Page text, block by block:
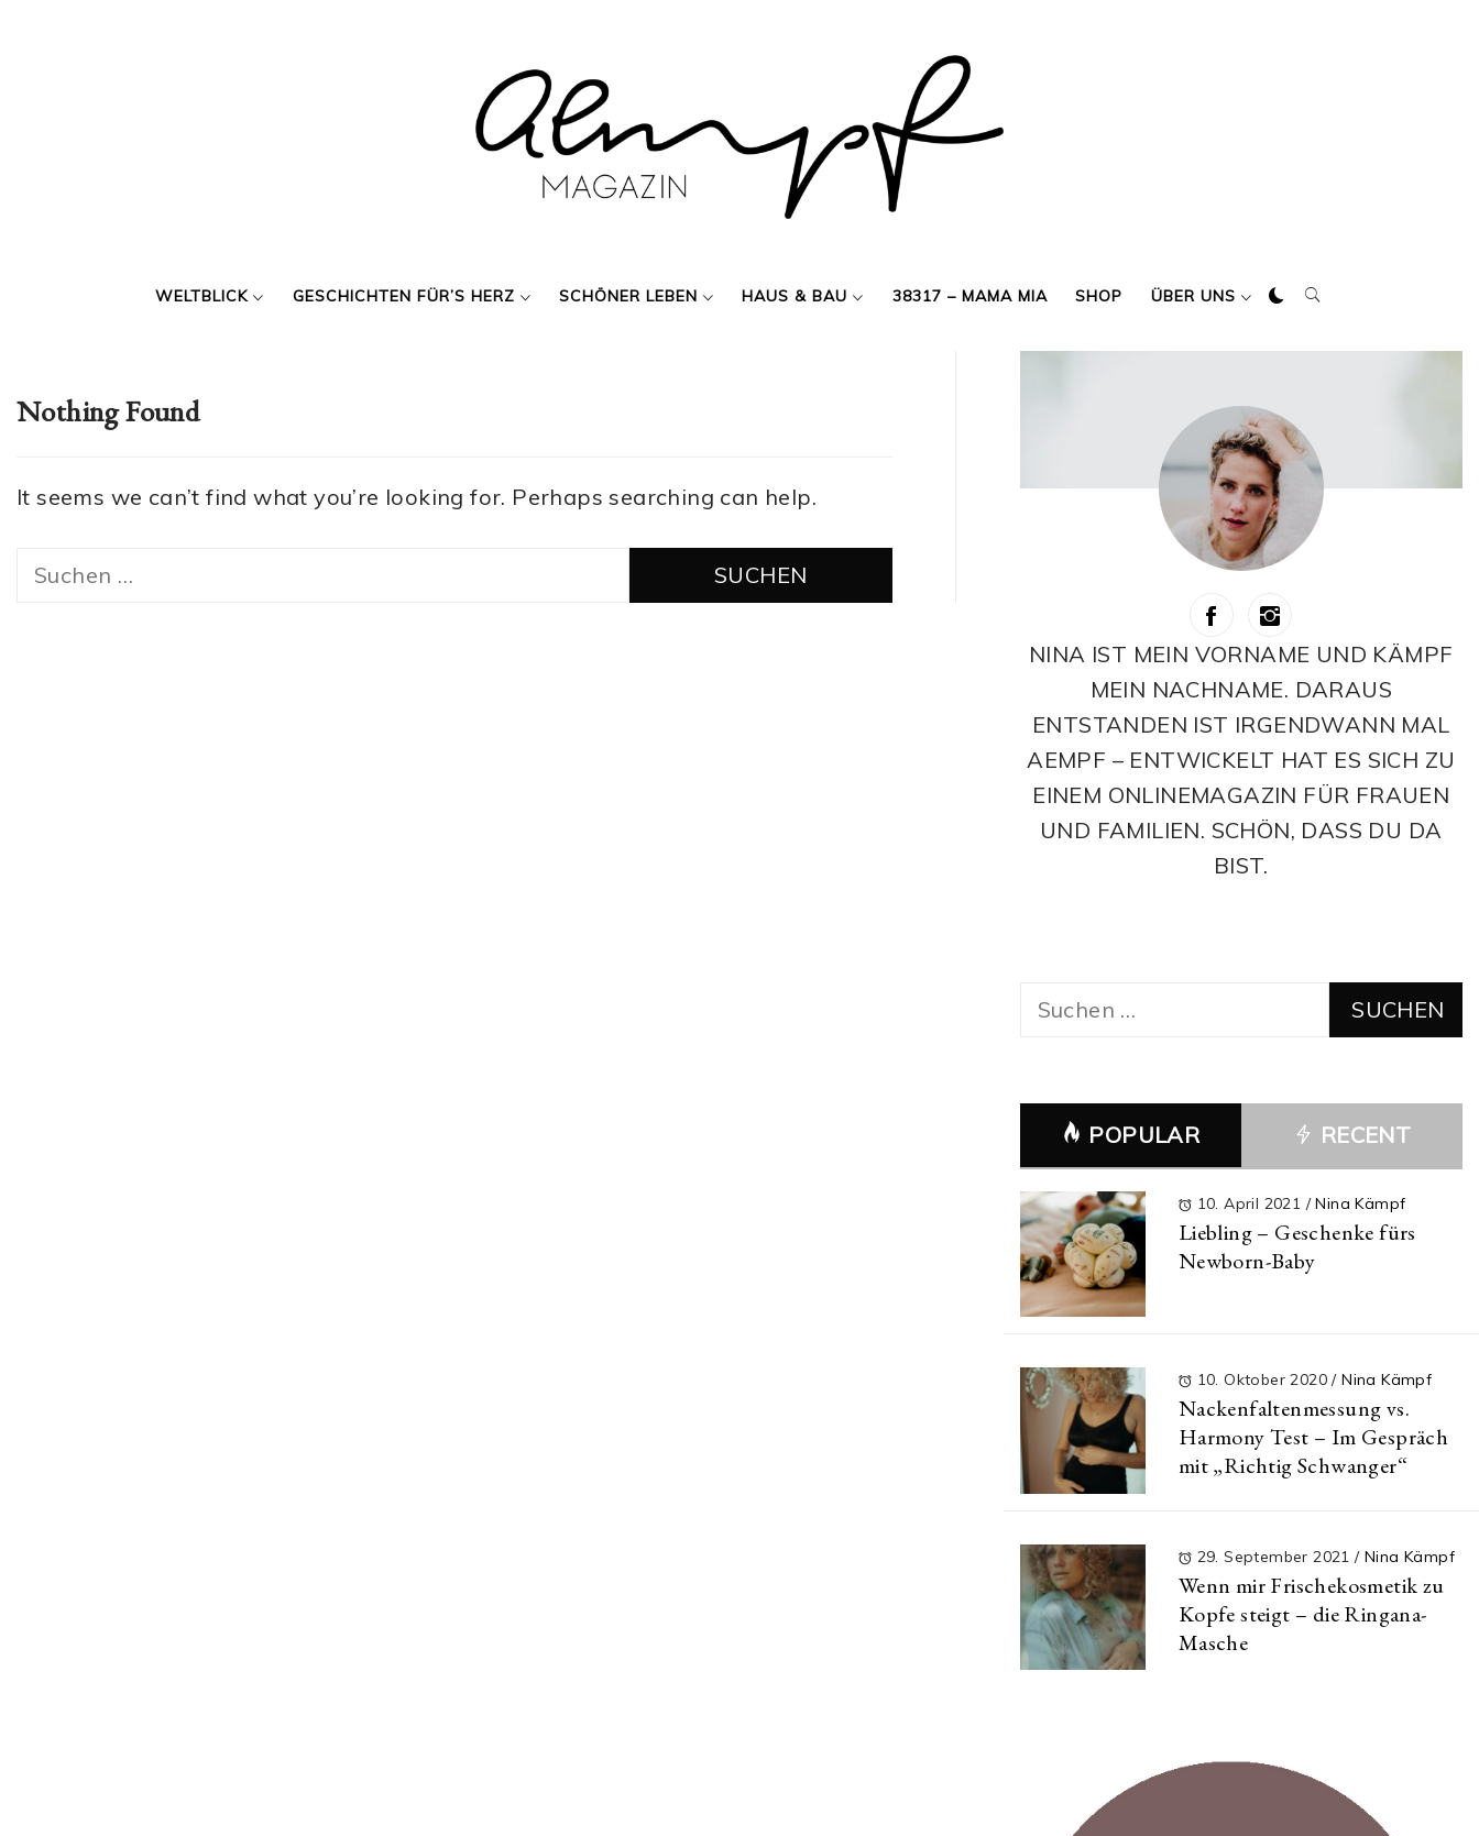
WELTBLICK GESCHICHTEN FÜR’S HERZ SCHÖNER LEBEN HAUS & BAU 38317 – MAMA MIA SHOP ÜBER UNS
Nothing Found
It seems we can’t find what you’re looking for. Perhaps searching can help.
Suchen
NINA IST MEIN VORNAME UND KÄMPF
MEIN NACHNAME. DARAUS
ENTSTANDEN IST IRGENDWANN MAL
AEMPF – ENTWICKELT HAT ES SICH ZU
EINEM ONLINEMAGAZIN FÜR FRAUEN
UND FAMILIEN. SCHÖN, DASS DU DA
BIST.
Suchen
POPULAR RECENT
10. April 2021 / Nina Kämpf
Liebling – Geschenke fürs
Newborn-Baby
10. Oktober 2020/ Nina Kämpf
Nackenfaltenmessung vs.
Harmony Test – Im Gespräch
mit „Richtig Schwanger“
29. September 2021/ Nina Kämpf
Wenn mir Frischekosmetik zu
Kopfe steigt – die Ringana-
Masche